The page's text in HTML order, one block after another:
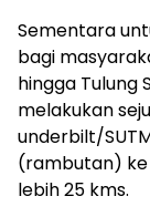
Sementara
bagi
hingga Tulung
melakukan
underbilt/
(rambutan) ke
lebih 25 kms.